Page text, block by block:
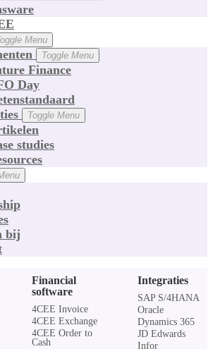
Menu
Toggle Menu
Finance
Day
Toggle Menu
studies
bij
Financial
software
4CEE Invoice
4CEE Exchange
4CEE Order to
Cash
Integraties
SAP S/4HANA
Oracle
Dynamics 365
JD Edwards
Infor